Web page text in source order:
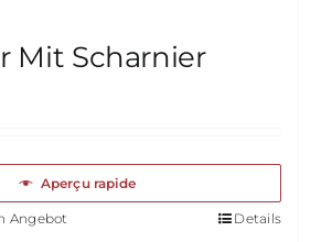
Mit Scharnier
Aperçu rapide
Angebot
Details